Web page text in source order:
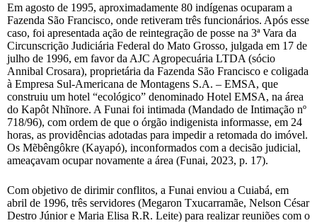
Em agosto de 1995, aproximadamente 80 indígenas ocuparam a
Fazenda São Francisco, onde retiveram três funcionários. Após esse
caso, foi apresentada ação de reintegração de posse na 3ª Vara da
Circunscrição Judiciária Federal do Mato Grosso, julgada em 17 de
julho de 1996, em favor da AJC Agropecuária LTDA (sócio
Annibal Crosara), proprietária da Fazenda São Francisco e coligada
à Empresa Sul-Americana de Montagens S.A. – EMSA, que
construiu um hotel “ecológico” denominado Hotel EMSA, na área
do Kapôt Nhĩnore. A Funai foi intimada (Mandado de Intimação nº
718/96), com ordem de que o órgão indigenista informasse, em 24
horas, as providências adotadas para impedir a retomada do imóvel.
Os Mẽbêngôkre (Kayapó), inconformados com a decisão judicial,
ameaçavam ocupar novamente a área (Funai, 2023, p. 17).
Com objetivo de dirimir conflitos, a Funai enviou a Cuiabá, em
abril de 1996, três servidores (Megaron Txucarramãe, Nelson César
Destro Júnior e Maria Elisa R.R. Leite) para realizar reuniões com o